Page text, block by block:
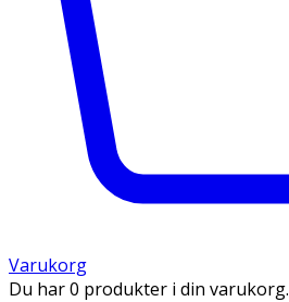
Varukorg
Du har 0 produkter i din varukorg.